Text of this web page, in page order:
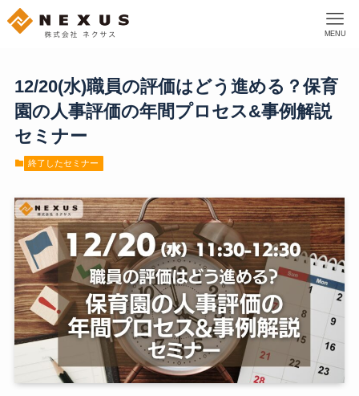
MENU
12/20(水)職員の評価はどう進める？保育
園の人事評価の年間プロセス&事例解説
セミナー
終了したセミナー